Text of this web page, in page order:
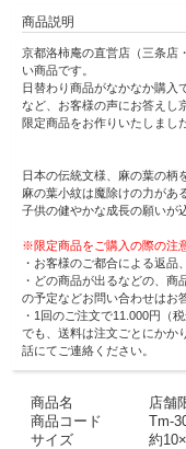
商品説明
京都洛柿庵の直営店（三条店
い商品です。
日替わり商品がなかなか購入
など、お客様の声にお答えし
限定商品をお作りいたしまし
日本の伝統文様、麻の葉の柄
麻の葉小紋は魔除けの力があ
子供の健やかな成長の願いが
※限定商品をご購入の際の注
・お客様のご都合による返品
・どの商品が出るなどの、
の予定などお問い合わせはお
・1回のご注文で11.000円（
でも、送料は注文ごとにかか
話にてご連絡ください。
商品名
店舗
商品コード
Tm-
サイズ
約